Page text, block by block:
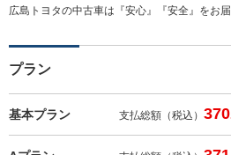
広島トヨタの中古車は『安心』『安全』をお届
プラン
基本プラン 支払総額（税込）370